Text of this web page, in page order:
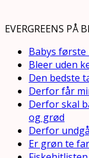
EVERGREENS PÅ
Babys
Bleer uden
Den bedste
Derfor får
Derfor skal
og grød
Derfor
Er grøn te